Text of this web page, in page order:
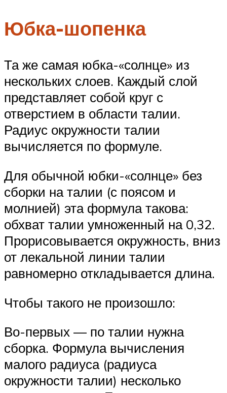
Юбка-шопенка
Та же самая юбка-«солнце» из
нескольких слоев. Каждый слой
представляет собой круг с
отверстием в области талии.
Радиус окружности талии
вычисляется по формуле.
Для обычной юбки-«солнце» без
сборки на талии (с поясом и
молнией) эта формула такова:
обхват талии умноженный на 0,32.
Прорисовывается окружность, вниз
от лекальной линии талии
равномерно откладывается длина.
Чтобы такого не произошло:
Во-первых — по талии нужна
сборка. Формула вычисления
малого радиуса (радиуса
окружности талии) несколько